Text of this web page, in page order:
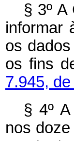
§ 3º
informar
os
os fins
7.945,
§ 4º
nos